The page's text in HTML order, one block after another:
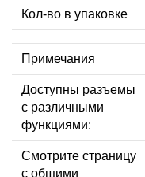
Кол-во в упаковке
Примечания
Доступны разъемы
с различными
функциями:
Смотрите страницу
с общими